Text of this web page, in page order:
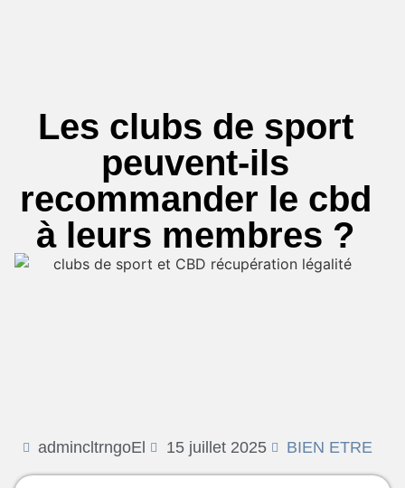
Les clubs de sport
peuvent-ils
recommander le cbd
à leurs membres ?
admincltrngoEl 15 juillet 2025 BIEN ETRE